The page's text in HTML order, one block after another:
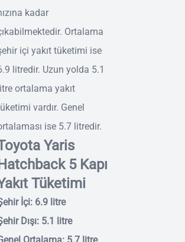
kadar
Ortalama
içi yakıt tüketimi ise
litredir. Uzun yolda 5.1
ortalama yakıt
vardır. Genel
ise 5.7 litredir.
Yaris
Hatchback 5 Kapı
Tüketimi
İçi: 6.9 litre
Dışı: 5.1 litre